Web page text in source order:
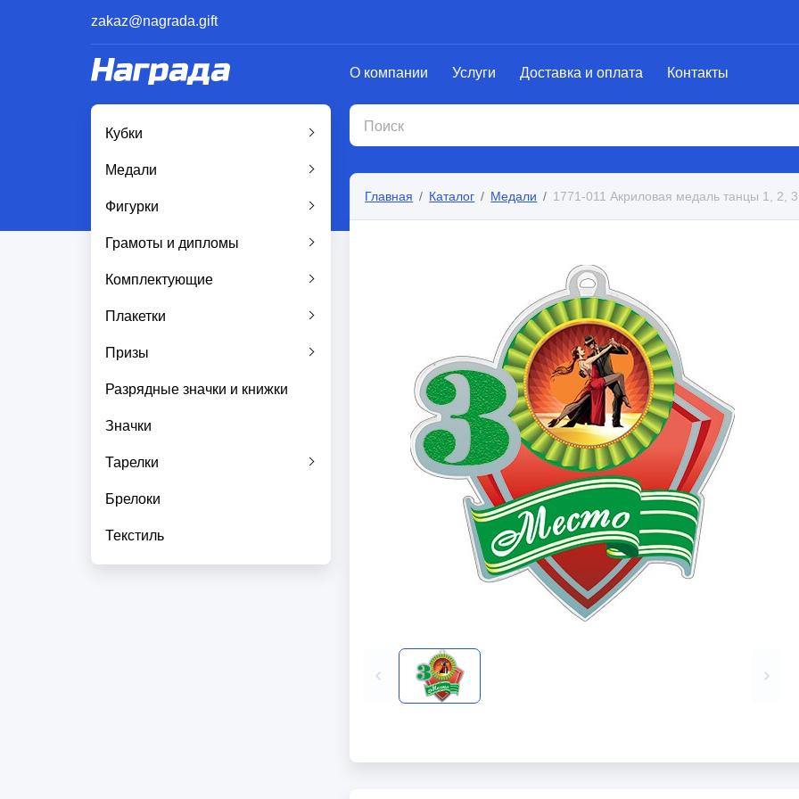
zakaz@nagrada.gift
О компании Услуги Доставка и оплата Контакты
Кубки
Медали
Фигурки
Грамоты и дипломы
Комплектующие
Плакетки
Призы
Разрядные значки и книжки
Значки
Тарелки
Брелоки
Текстиль
Главная Каталог Медали 1771-011 Акриловая медаль танцы 1, 2,